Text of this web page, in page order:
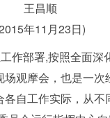
王昌顺
年11月23日)
部署,按照全面深
观摩会，也是一
自工作实际，从